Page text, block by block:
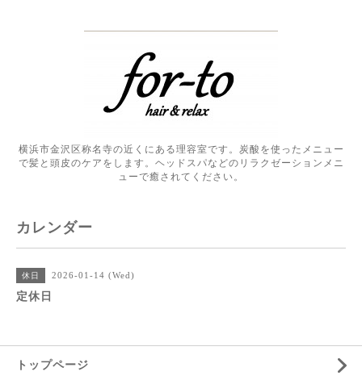
横浜市金沢区称名寺の近くにある理容室です。炭酸を使ったメニュー
で髪と頭皮のケアをします。ヘッドスパなどのリラクゼーションメニ
ューで癒されてください。
カレンダー
休日 2026-01-14 (Wed)
定休日
トップページ